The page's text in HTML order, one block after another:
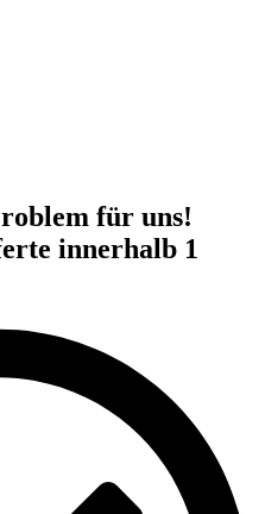
für uns!
innerhalb 1